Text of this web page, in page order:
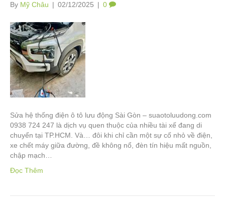
By Mỹ Châu | 02/12/2025 | 0
Sửa hệ thống điện ô tô lưu động Sài Gòn – suaotoluudong.com
0938 724 247 là dịch vụ quen thuộc của nhiều tài xế đang di
chuyển tại TP.HCM. Và… đôi khi chỉ cần một sự cố nhỏ về điện,
xe chết máy giữa đường, đề không nổ, đèn tín hiệu mất nguồn,
chập mạch…
Đọc Thêm